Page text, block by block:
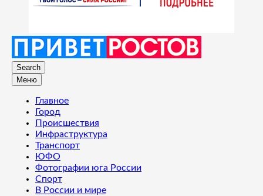
Search
Меню
Главное
Город
Происшествия
Инфраструктура
Транспорт
ЮФО
Фотографии юга России
Спорт
В России и мире